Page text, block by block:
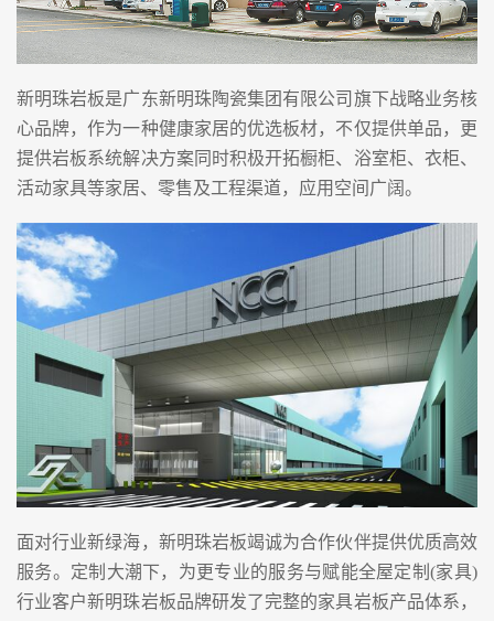
新明珠岩板是广东新明珠陶瓷集团有限公司旗下战略业务核
心品牌，作为一种健康家居的优选板材，不仅提供单品，更
提供岩板系统解决方案同时积极开拓橱柜、浴室柜、衣柜、
活动家具等家居、零售及工程渠道，应用空间广阔。
面对行业新绿海，新明珠岩板竭诚为合作伙伴提供优质高效
服务。定制大潮下，为更专业的服务与赋能全屋定制(家具)
行业客户新明珠岩板品牌研发了完整的家具岩板产品体系，